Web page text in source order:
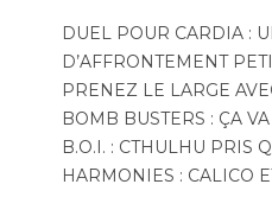
DUEL POUR CARDIA :
D’AFFRONTEMENT
PRENEZ LE LARGE
BOMB BUSTERS : ÇA
B.O.I. : CTHULHU PRIS
HARMONIES : CALICO